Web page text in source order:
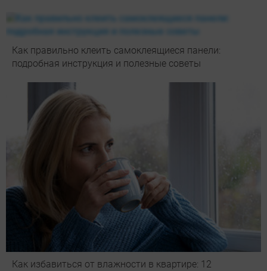
Как правильно клеить самоклеящиеся панели:
подробная инструкция и полезные советы
Как избавиться от влажности в квартире: 12